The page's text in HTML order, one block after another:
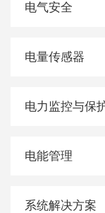
电气安全
电量传感器
电力监控与保
电能管理
系统解决方案